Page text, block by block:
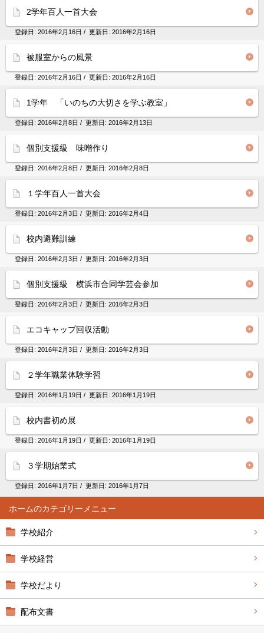
ホーム
学校紹介
学校経営
学校だより
配布文書
2学年百人一首大会
登録日: 2016年2月16日 / 更新日: 2016年2月16日
被服室からの風景
登録日: 2016年2月16日 / 更新日: 2016年2月16日
1学年 「いのちの大切さを学ぶ教室」
登録日: 2016年2月8日 / 更新日: 2016年2月13日
個別支援級 味噌作り
登録日: 2016年2月8日 / 更新日: 2016年2月8日
１学年百人一首大会
登録日: 2016年2月3日 / 更新日: 2016年2月4日
校内避難訓練
登録日: 2016年2月3日 / 更新日: 2016年2月3日
個別支援級 横浜市合同学芸会参加
登録日: 2016年2月3日 / 更新日: 2016年2月3日
エコキャップ回収活動
登録日: 2016年2月3日 / 更新日: 2016年2月3日
２学年職業体験学習
登録日: 2016年1月19日 / 更新日: 2016年1月19日
校内書初め展
登録日: 2016年1月19日 / 更新日: 2016年1月19日
３学期始業式
登録日: 2016年1月7日 / 更新日: 2016年1月7日